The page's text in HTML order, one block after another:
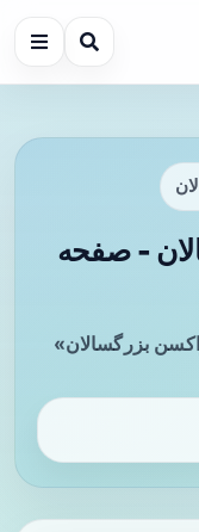
- صفحه
بزرگسالان»